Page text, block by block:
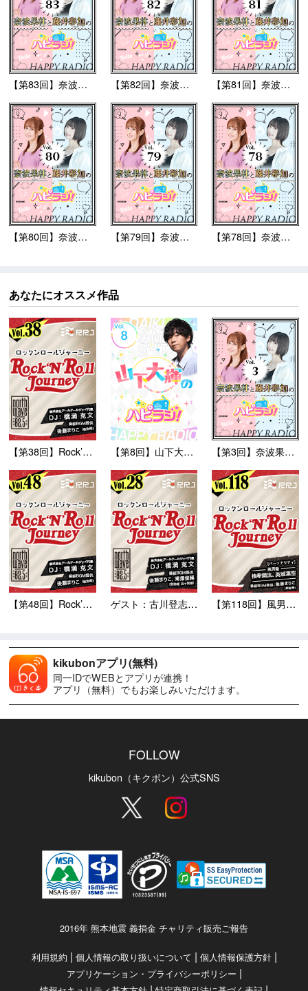
【第83回】奈波果林と... 【第82回】奈波果林と... 【第81回】奈波果林と...
【第80回】奈波果林と... 【第79回】奈波果林と... 【第78回】奈波果林と...
あなたにオススメ作品
【第38回】Rock’N’R... 【第8回】山下大輝のハピラジ... 【第3回】奈波果林と藤井彩加...
【第48回】Rock’N’R... ゲスト：古川登志夫さん 柿沼... 【第118回】風男塾のRoc...
kikubonアプリ(無料)
同一IDでWEBとアプリが連携！
アプリ（無料）でもお楽しみいただけます。
FOLLOW
kikubon（キクボン）公式SNS
2016年 熊本地震 義捐金 チャリティ販売ご報告
利用規約 | 個人情報の取り扱いについて | 個人情報保護方針|
アプリケーション・プライバシーポリシー |